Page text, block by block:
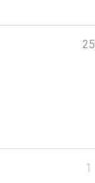
25
1